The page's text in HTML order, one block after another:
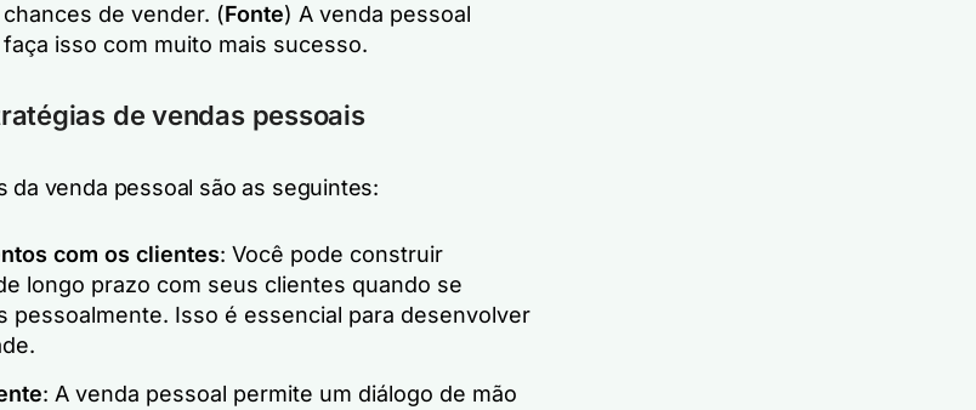
de vender. (Fonte) A venda pessoal
isso com muito mais sucesso.
de vendas pessoais
da venda pessoal são as seguintes:
com os clientes: Você pode construir
longo prazo com seus clientes quando se
pessoalmente. Isso é essencial para desenvolver
: A venda pessoal permite um diálogo de mão